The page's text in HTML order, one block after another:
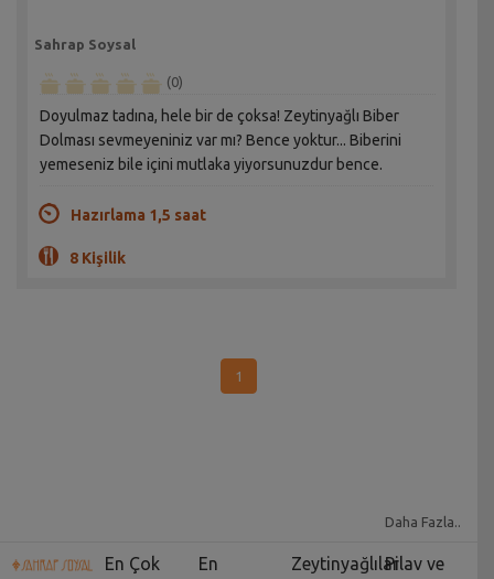
Sahrap Soysal
(0)
Doyulmaz tadına, hele bir de çoksa! Zeytinyağlı Biber
Dolması sevmeyeniniz var mı? Bence yoktur... Biberini
yemeseniz bile içini mutlaka yiyorsunuzdur bence.
Hazırlama 1,5 saat
8 Kişilik
1
Daha Fazla..
En Çok
En
ZeytinyağlılarPilav ve